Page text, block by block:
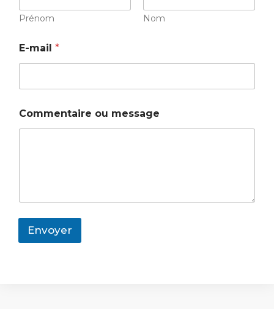
u
Prénom Nom
E-mail *
Commentaire ou message
Envoyer